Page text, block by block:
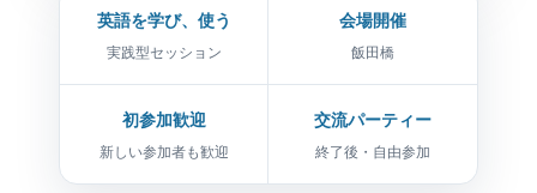
英語を学び、使う
実践型セッション
会場開催
飯田橋
初参加歓迎
新しい参加者も歓迎
交流パーティー
終了後・自由参加